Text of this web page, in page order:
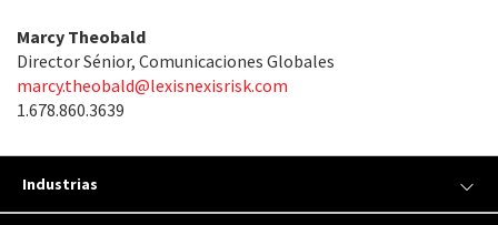
Marcy Theobald
Director Sénior, Comunicaciones Globales
marcy.theobald@lexisnexisrisk.com
1.678.860.3639
Industrias